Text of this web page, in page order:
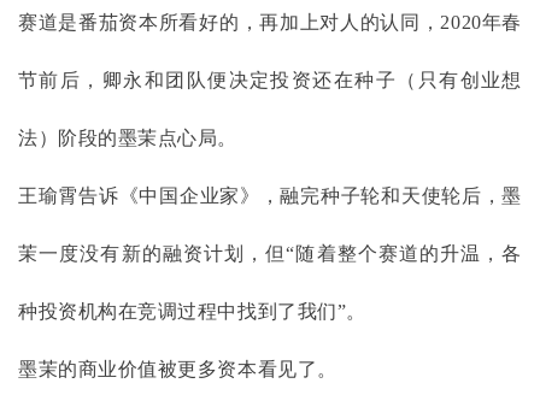
赛道是番茄资本所看好的，再加上对人的认同，2020年春
节前后，卿永和团队便决定投资还在种子（只有创业想
法）阶段的墨茉点心局。
王瑜霄告诉《中国企业家》，融完种子轮和天使轮后，墨
茉一度没有新的融资计划，但“随着整个赛道的升温，各
种投资机构在竞调过程中找到了我们”。
墨茉的商业价值被更多资本看见了。